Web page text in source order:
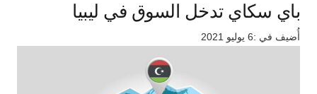
باي سكاي تدخل السوق في ليبيا
أُضيف في :6 يوليو 2021